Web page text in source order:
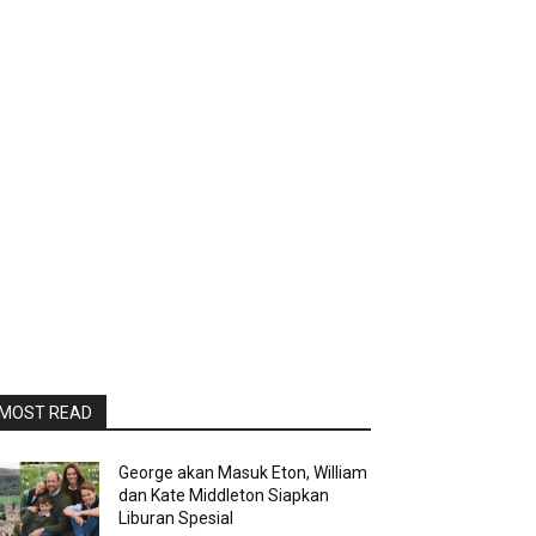
READ
George akan Masuk Eton, William
dan Kate Middleton Siapkan
Liburan Spesial